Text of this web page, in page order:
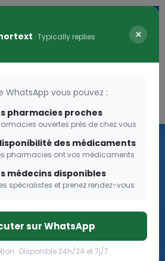
Pharma
Dream, des aides qui tombent à
· Typically replies
×
WhatsApp vous pouvez :
pharmacies proches
ouvertes près de chez vous
des médicaments
pharmacies ont vos médicaments
médecins disponibles
spécialistes et prenez rendez-vous
sur WhatsApp
· Disponible 24h/24 et 7j/7